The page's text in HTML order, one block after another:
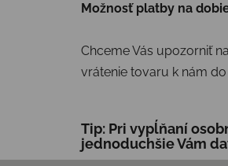
Možnosť platby na
Chceme Vás upozorniť
vrátenie tovaru k nám
Tip: Pri vypĺňaní
jednoduchšie Vám